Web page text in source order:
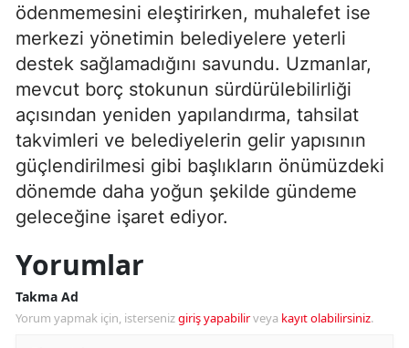
ödenmemesini eleştirirken, muhalefet ise
merkezi yönetimin belediyelere yeterli
destek sağlamadığını savundu. Uzmanlar,
mevcut borç stokunun sürdürülebilirliği
açısından yeniden yapılandırma, tahsilat
takvimleri ve belediyelerin gelir yapısının
güçlendirilmesi gibi başlıkların önümüzdeki
dönemde daha yoğun şekilde gündeme
geleceğine işaret ediyor.
Yorumlar
Takma Ad
Yorum yapmak için, istersenizgiriş yapabilirveya kayıt olabilirsiniz.